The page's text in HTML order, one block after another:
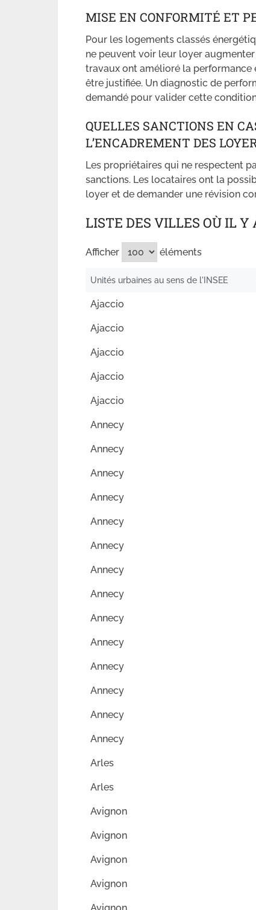
MISE EN CONFORMITÉ ET
Pour les logements classés
ne peuvent voir leur loyer
travaux ont amélioré la
être justifiée. Un diagnostic de
demandé pour valider cette
QUELLES SANCTIONS EN
L’ENCADREMENT DES
Les propriétaires qui ne respectent
sanctions. Les locataires ont la
loyer et de demander une révision
LISTE DES VILLES OÙ IL Y
Afficher éléments
Unités urbaines au sens de l'INSEE
Ajaccio
Ajaccio
Ajaccio
Ajaccio
Ajaccio
Annecy
Annecy
Annecy
Annecy
Annecy
Annecy
Annecy
Annecy
Annecy
Annecy
Annecy
Annecy
Annecy
Annecy
Arles
Arles
Avignon
Avignon
Avignon
Avignon